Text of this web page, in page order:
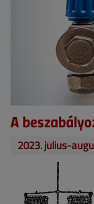
A
2023. július-